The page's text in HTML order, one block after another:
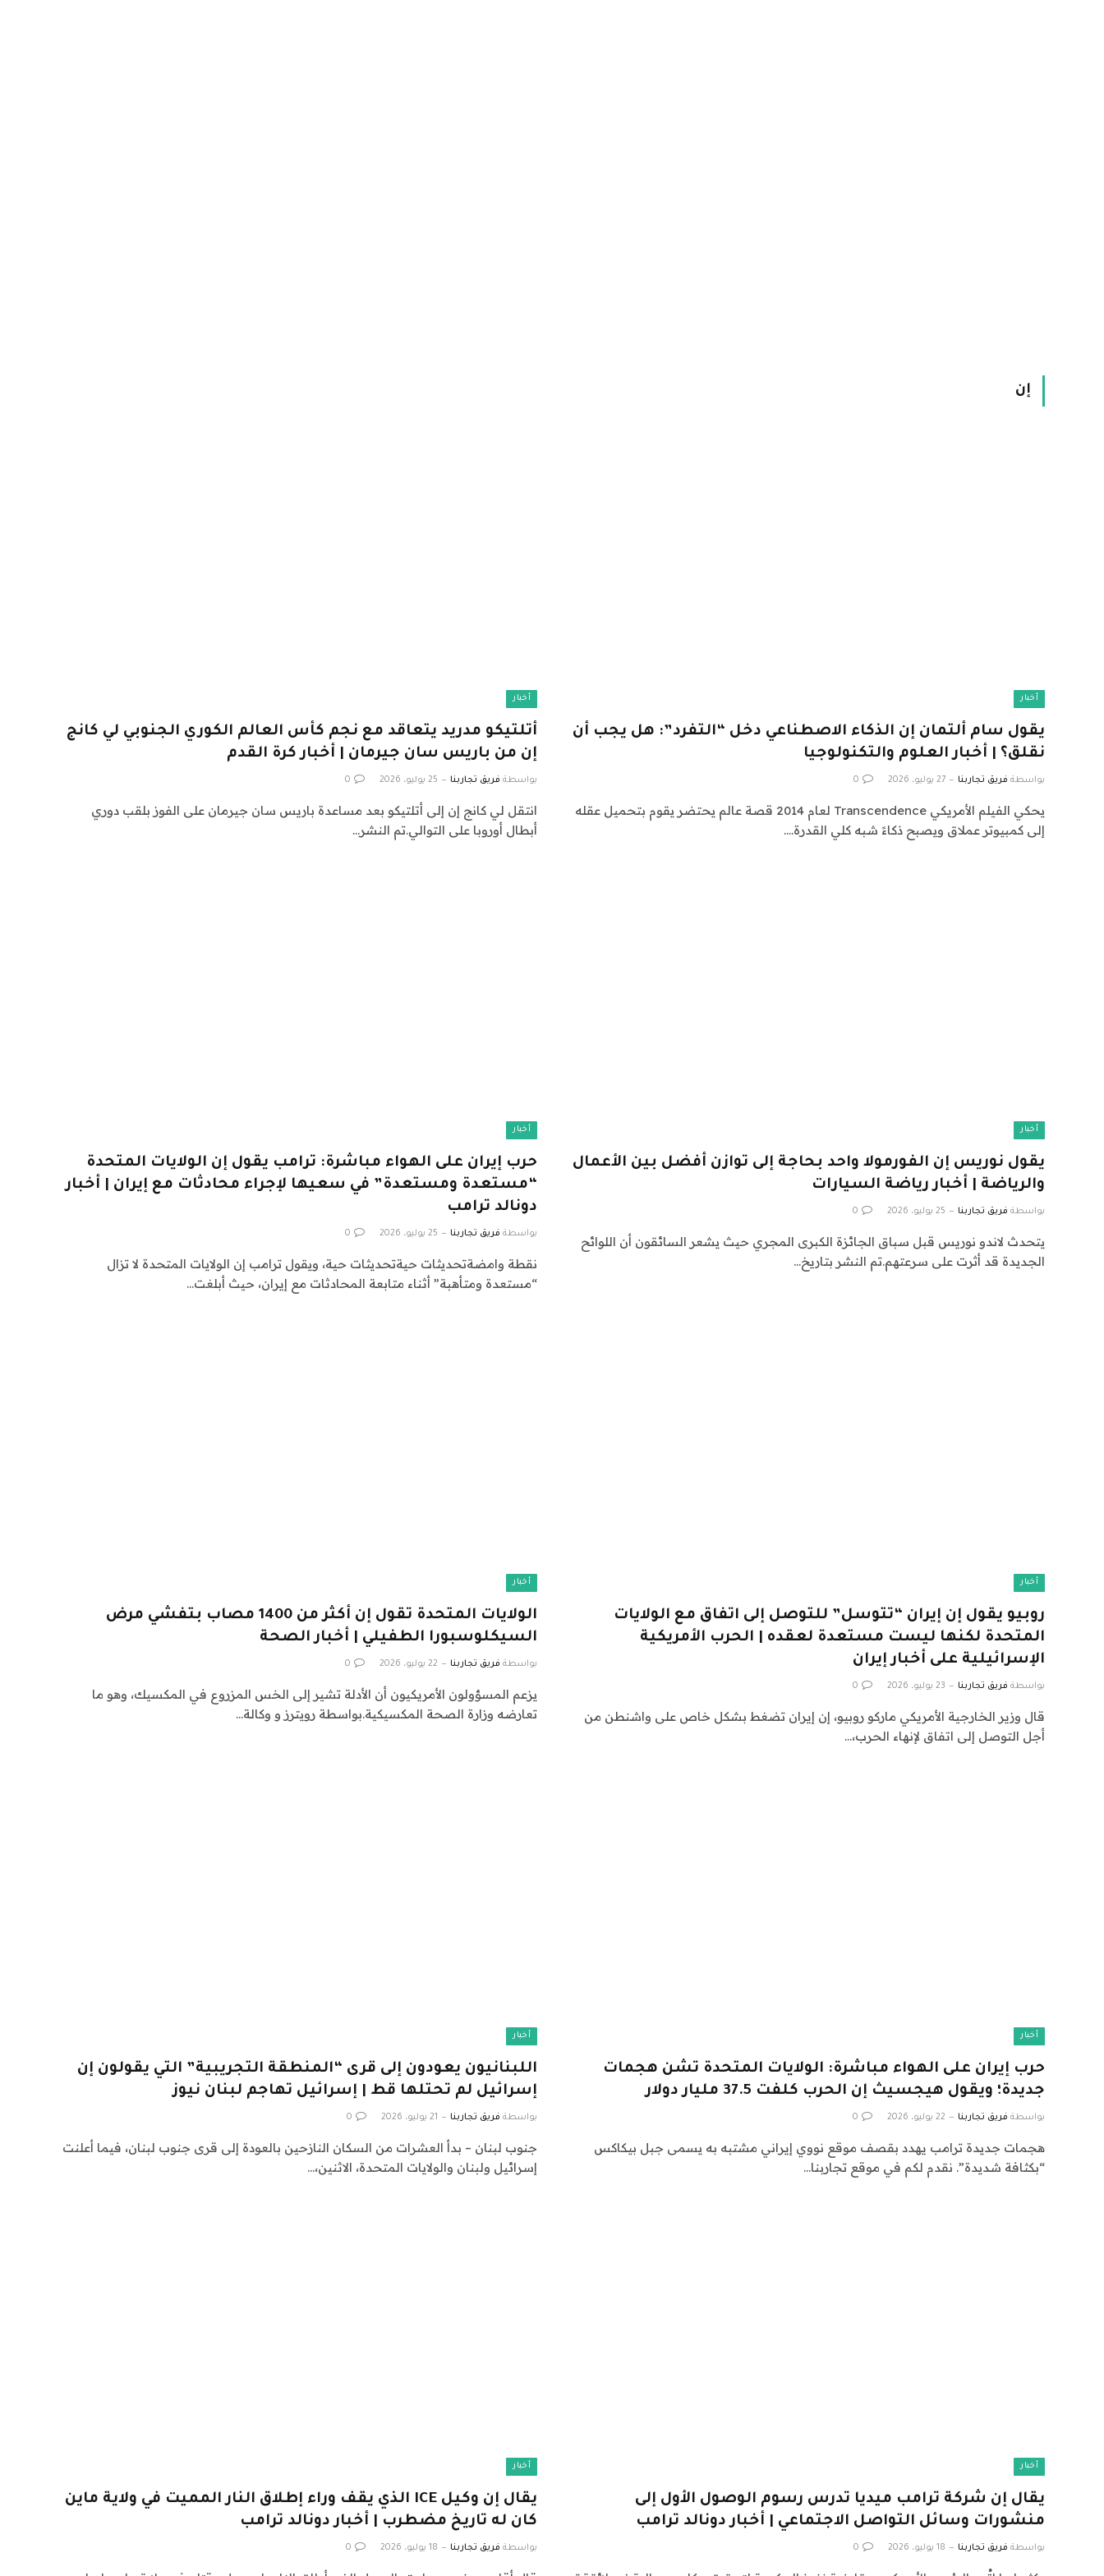
إن
أخبار
يقول سام ألتمان إن الذكاء الاصطناعي دخل “التفرد”: هل يجب أن
نقلق؟ | أخبار العلوم والتكنولوجيا
بواسطة فريق تجاربنا 27 يوليو، 2026 0
يحكي الفيلم الأمريكي Transcendence لعام 2014 قصة عالم يحتضر يقوم بتحميل عقله
إلى كمبيوتر عملاق ويصبح ذكاءً شبه كلي القدرة.…
أخبار
أتلتيكو مدريد يتعاقد مع نجم كأس العالم الكوري الجنوبي لي كانج
إن من باريس سان جيرمان | أخبار كرة القدم
بواسطة فريق تجاربنا 25 يوليو، 2026 0
انتقل لي كانج إن إلى أتلتيكو بعد مساعدة باريس سان جيرمان على الفوز بلقب دوري
أبطال أوروبا على التوالي.تم النشر…
أخبار
يقول نوريس إن الفورمولا واحد بحاجة إلى توازن أفضل بين الأعمال
والرياضة | أخبار رياضة السيارات
بواسطة فريق تجاربنا 25 يوليو، 2026 0
يتحدث لاندو نوريس قبل سباق الجائزة الكبرى المجري حيث يشعر السائقون أن اللوائح
الجديدة قد أثرت على سرعتهم.تم النشر بتاريخ…
أخبار
حرب إيران على الهواء مباشرة: ترامب يقول إن الولايات المتحدة
“مستعدة ومستعدة” في سعيها لإجراء محادثات مع إيران | أخبار
دونالد ترامب
بواسطة فريق تجاربنا 25 يوليو، 2026 0
نقطة وامضةتحديثات حيةتحديثات حية، ويقول ترامب إن الولايات المتحدة لا تزال
“مستعدة ومتأهبة” أثناء متابعة المحادثات مع إيران، حيث أبلغت…
أخبار
روبيو يقول إن إيران “تتوسل” للتوصل إلى اتفاق مع الولايات
المتحدة لكنها ليست مستعدة لعقده | الحرب الأمريكية
الإسرائيلية على أخبار إيران
بواسطة فريق تجاربنا 23 يوليو، 2026 0
قال وزير الخارجية الأمريكي ماركو روبيو، إن إيران تضغط بشكل خاص على واشنطن من
أجل التوصل إلى اتفاق لإنهاء الحرب،…
أخبار
الولايات المتحدة تقول إن أكثر من 1400 مصاب بتفشي مرض
السيكلوسبورا الطفيلي | أخبار الصحة
بواسطة فريق تجاربنا 22 يوليو، 2026 0
يزعم المسؤولون الأمريكيون أن الأدلة تشير إلى الخس المزروع في المكسيك، وهو ما
تعارضه وزارة الصحة المكسيكية.بواسطة رويترز و وكالة…
أخبار
حرب إيران على الهواء مباشرة: الولايات المتحدة تشن هجمات
جديدة؛ ويقول هيجسيث إن الحرب كلفت 37.5 مليار دولار
بواسطة فريق تجاربنا 22 يوليو، 2026 0
هجمات جديدة ترامب يهدد بقصف موقع نووي إيراني مشتبه به يسمى جبل بيكاكس
“بكثافة شديدة”. نقدم لكم في موقع تجاربنا…
أخبار
اللبنانيون يعودون إلى قرى “المنطقة التجريبية” التي يقولون إن
إسرائيل لم تحتلها قط | إسرائيل تهاجم لبنان نيوز
بواسطة فريق تجاربنا 21 يوليو، 2026 0
جنوب لبنان – بدأ العشرات من السكان النازحين بالعودة إلى قرى جنوب لبنان، فيما أعلنت
إسرائيل ولبنان والولايات المتحدة، الاثنين،…
أخبار
يقال إن شركة ترامب ميديا ​​تدرس رسوم الوصول الأول إلى
منشورات وسائل التواصل الاجتماعي | أخبار دونالد ترامب
بواسطة فريق تجاربنا 18 يوليو، 2026 0
أخبار
يقال إن وكيل ICE الذي يقف وراء إطلاق النار المميت في ولاية ماين
كان له تاريخ مضطرب | أخبار دونالد ترامب
بواسطة فريق تجاربنا 18 يوليو، 2026 0